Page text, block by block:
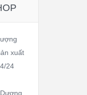
xuất
24